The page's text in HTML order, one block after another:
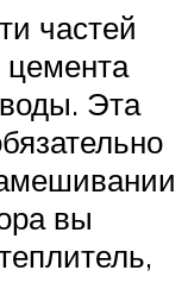
частей
цемента
Эта
вы